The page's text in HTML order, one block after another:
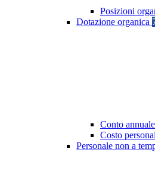
Posizioni
Dotazione organica
Conto
Costo
Personale non a